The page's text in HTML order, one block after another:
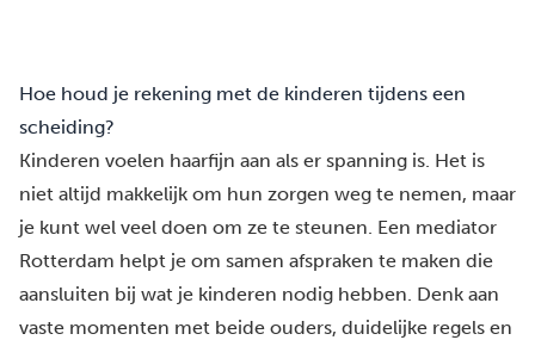
Hoe houd je rekening met de kinderen tijdens een
scheiding?
Kinderen voelen haarfijn aan als er spanning is. Het is
niet altijd makkelijk om hun zorgen weg te nemen, maar
je kunt wel veel doen om ze te steunen. Een mediator
Rotterdam helpt je om samen afspraken te maken die
aansluiten bij wat je kinderen nodig hebben. Denk aan
vaste momenten met beide ouders, duidelijke regels en